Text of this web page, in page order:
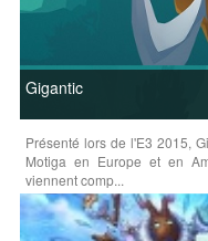
Gigantic
Présenté lors de l'E3 2015,
Motiga en Europe et en
viennent comp...